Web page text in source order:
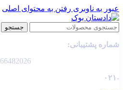
عبور به ناوبری رفتن به محتوای اصلی
جستجو
شماره پشتیبانی:
66482026
-۰۲۱